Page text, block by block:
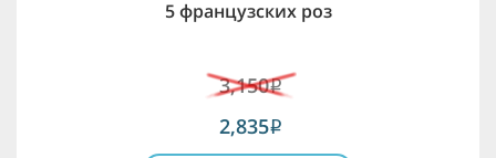
5 французских роз
3,150i
2,835i